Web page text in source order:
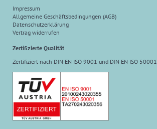
Impressum
Allgemeine Geschäftsbedingungen (AGB)
Datenschutzerklärung
Vertrag widerrufen
Zertifizierte Qualität
Zertifiziert nach DIN EN ISO 9001 und DIN EN ISO 50001